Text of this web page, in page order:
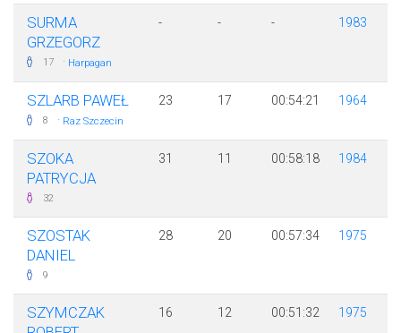
SURMA
GRZEGORZ
17 · Harpagan
- - - 1983
SZLARB PAWEŁ
8 · Raz Szczecin
23 17 00:54:21 1964
SZOKA
PATRYCJA
32
31 11 00:58:18 1984
SZOSTAK
DANIEL
9
28 20 00:57:34 1975
SZYMCZAK
16 12 00:51:32 1975